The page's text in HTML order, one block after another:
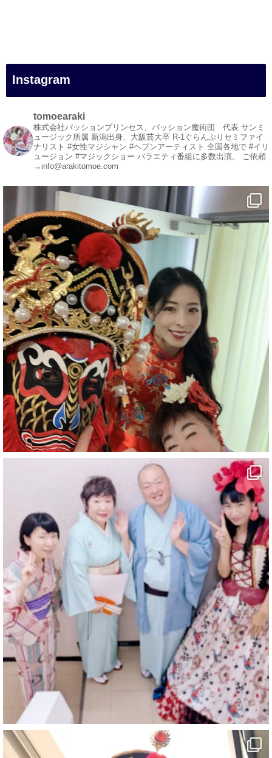
#旅行
#旅行動画
#一人旅
#観光スポット
#Travel
#ehime
#旅行好きと繋がりたい
5 X
マジシャン派遣 パッションプリンセス【公式】
@comedy_illusion · 4 8月
お疲れ様です
ブログ更新しました
「マジシャン和歌山旅 白浜町・三段壁洞窟」
#企業公式がお疲れ様を言い合う
#旅行好きな人と繋がりたい
#一人旅
#女性マジシャン
#出張マジック
#マジシャン派遣
#イリュージョン
#和歌山県
#白浜町
#変面ショー
#イベント
#余興
2 X
マジシャン派遣 パッションプリンセス【公式】
@comedy_illusion · 3 8月
お疲れ様です
ブログ更新しました
「マジシャン和歌山旅 白浜町・文殊堂」
#企業公式がお疲れ様を言い合う
#旅行好きな人と繋がりたい
#一人旅
#女性マジシャン
#出張マジック
#マジシャン派遣
Instagram
tomoearaki
株式会社パッションプリンセス、パッション魔術団 代表 サンミ
ュージック所属 新潟出身、大阪芸大卒 R-1ぐらんぷりセミファイ
ナリスト #女性マジシャン #ヘブンアーティスト 全国各地で #イリ
ュージョン #マジックショー バラエティ番組に多数出演。 ご依頼
→info@arakitomoe.com